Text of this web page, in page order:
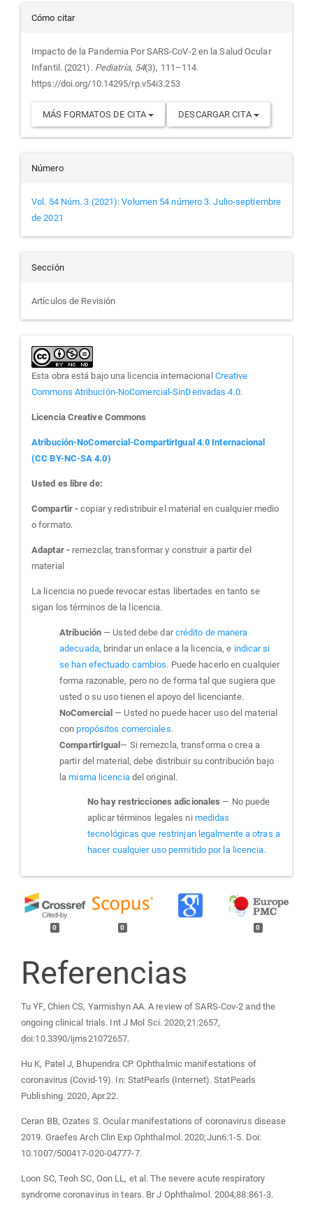
Detalles
del
artículo
Cómo citar
Impacto de la Pandemia Por SARS-CoV-2 en la Salud Ocular
Infantil. (2021). Pediatría, 54(3), 111–114.
https://doi.org/10.14295/rp.v54i3.253
MÁS FORMATOS DE CITA DESCARGAR CITA
Número
Vol. 54 Núm. 3 (2021): Volumen 54 número 3. Julio-septiembre
de 2021
Sección
Artículos de Revisión
Esta obra está bajo una licencia internacional Creative
Commons Atribución-NoComercial-SinDerivadas 4.0.
Licencia Creative Commons
Atribución-NoComercial-CompartirIgual 4.0 Internacional
(CC BY-NC-SA 4.0)
Usted es libre de:
Compartir -copiar y redistribuir el material en cualquier medio
o formato.
Adaptar -remezclar, transformar y construir a partir del
material
La licencia no puede revocar estas libertades en tanto se
sigan los términos de la licencia.
Atribución — Usted debe darcrédito de manera
adecuada, brindar un enlace a la licencia, e indicar si
se han efectuado cambios. Puede hacerlo en cualquier
forma razonable, pero no de forma tal que sugiera que
usted o su uso tienen el apoyo del licenciante.
NoComercial — Usted no puede hacer uso del material
conpropósitos comerciales.
CompartirIgual — Si remezcla, transforma o crea a
partir del material, debe distribuir su contribución bajo
lamisma licenciadel original.
No hay restricciones adicionales — No puede
aplicar términos legales ni medidas
tecnológicas que restrinjan legalmente a otras a
hacer cualquier uso permitido por la licencia.
0 0 0
Referencias
Tu YF, Chien CS, Yarmishyn AA. A review of SARS-Cov-2 and the
ongoing clinical trials. Int J Mol Sci. 2020;21:2657,
doi:10.3390/ijms21072657.
Hu K, Patel J, Bhupendra CP. Ophthalmic manifestations of
coronavirus (Covid-19). In: StatPearls (Internet). StatPearls
Publishing. 2020, Apr.22.
Ceran BB, Ozates S. Ocular manifestations of coronavirus disease
2019. Graefes Arch Clin Exp Ophthalmol. 2020;Jun6:1-5. Doi:
10.1007/500417-020-04777-7.
Loon SC, Teoh SC, Oon LL, et al. The severe acute respiratory
syndrome coronavirus in tears. Br J Ophthalmol. 2004;88:861-3.